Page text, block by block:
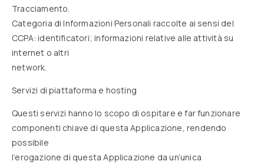
Tracciamento.
Categoria di Informazioni Personali raccolte ai sensi del
CCPA: identificatori; informazioni relative alle attività su
internet o altri
network.
Servizi di piattaforma e hosting
Questi servizi hanno lo scopo di ospitare e far funzionare
componenti chiave di questa Applicazione, rendendo
possibile
l’erogazione di questa Applicazione da un’unica